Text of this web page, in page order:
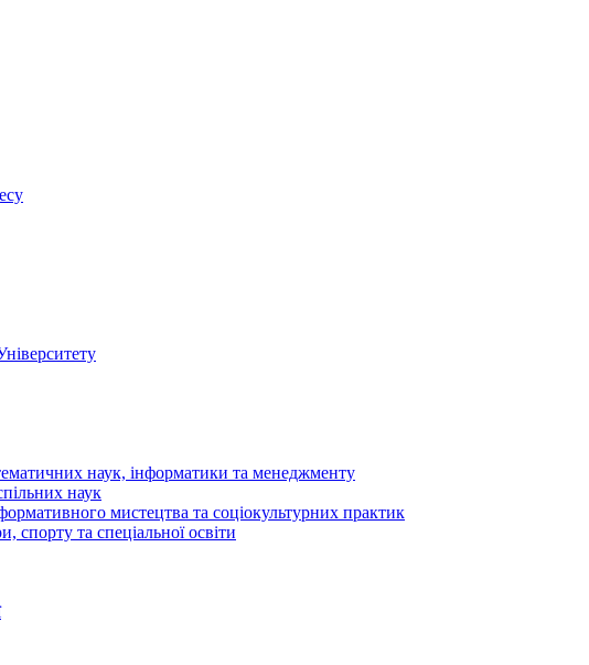
наук, інформатики та менеджменту
наук
мистецтва та соціокультурних практик
спорту та спеціальної освіти